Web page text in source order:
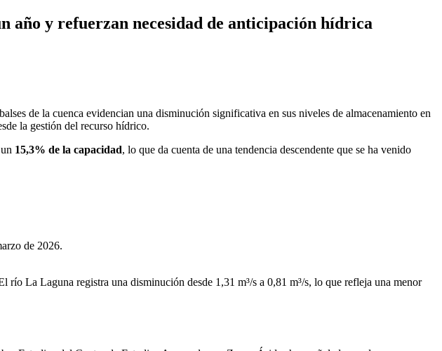
año y refuerzan necesidad de anticipación hídrica
de la cuenca evidencian una disminución significativa en sus niveles de almacenamiento en
la gestión del recurso hídrico.
15,3% de la capacidad, lo que da cuenta de una tendencia descendente que se ha venido
de 2026.
La Laguna registra una disminución desde 1,31 m³/s a 0,81 m³/s, lo que refleja una menor